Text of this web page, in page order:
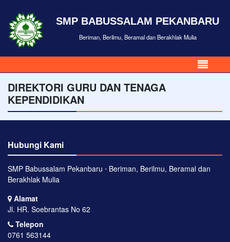
SMP BABUSSALAM PEKANBARU
Beriman, Berilmu, Beramal dan Berakhlak Mulia
DIREKTORI GURU DAN TENAGA
KEPENDIDIKAN
Hubungi Kami
SMP Babussalam Pekanbaru ⋅ Beriman, Berilmu, Beramal dan
Berakhlak Mulia
Alamat
Jl. HR. Soebrantas No 62
Telepon
0761 563144